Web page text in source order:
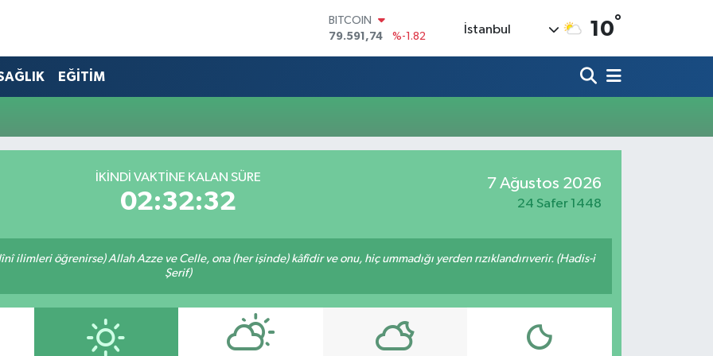
BITCOIN
79.591,74
%-1.82
53,38690
%0.19
İstanbul 10°
EĞİTİM
İKINDI VAKTİNE KALAN SÜRE
02:32:32
7 Ağustos 2026
24 Safer 1448
ilimleri öğrenirse) Allah Azze ve Celle, ona (her işinde) kâfîdir ve onu, hiç ummadığı yerden rızıklandırıverir. (Hadis-i
Şerif)